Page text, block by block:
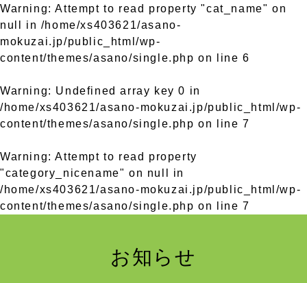
Warning: Attempt to read property "cat_name" on
null in /home/xs403621/asano-
mokuzai.jp/public_html/wp-
content/themes/asano/single.php on line6
Warning: Undefined array key 0 in
/home/xs403621/asano-mokuzai.jp/public_html/wp-
content/themes/asano/single.php on line7
Warning: Attempt to read property
"category_nicename" on null in
/home/xs403621/asano-mokuzai.jp/public_html/wp-
content/themes/asano/single.php on line7
お知らせ